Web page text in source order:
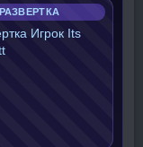
РАЗВЕРТКА